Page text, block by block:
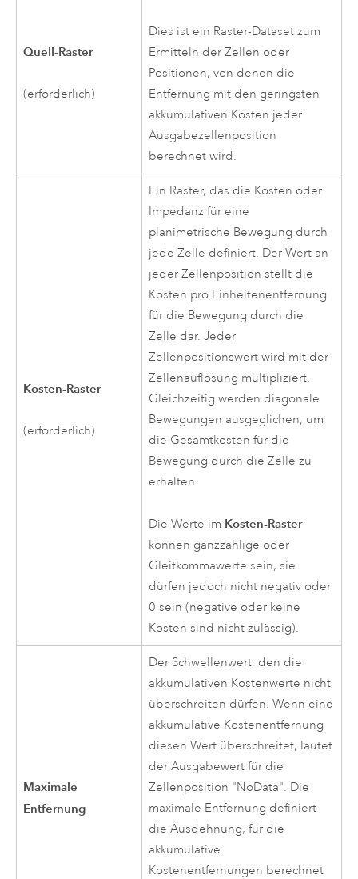
Quell-Raster
(erforderlich)
Dies ist ein Raster-Dataset zum
Ermitteln der Zellen oder
Positionen, von denen die
Entfernung mit den geringsten
akkumulativen Kosten jeder
Ausgabezellenposition
berechnet wird.
Kosten-Raster
(erforderlich)
Ein Raster, das die Kosten oder
Impedanz für eine
planimetrische Bewegung durch
jede Zelle definiert. Der Wert an
jeder Zellenposition stellt die
Kosten pro Einheitenentfernung
für die Bewegung durch die
Zelle dar. Jeder
Zellenpositionswert wird mit der
Zellenauflösung multipliziert.
Gleichzeitig werden diagonale
Bewegungen ausgeglichen, um
die Gesamtkosten für die
Bewegung durch die Zelle zu
erhalten.
Die Werte im Kosten-Raster
können ganzzahlige oder
Gleitkommawerte sein, sie
dürfen jedoch nicht negativ oder
0 sein (negative oder keine
Kosten sind nicht zulässig).
Maximale
Entfernung
Der Schwellenwert, den die
akkumulativen Kostenwerte nicht
überschreiten dürfen. Wenn eine
akkumulative Kostenentfernung
diesen Wert überschreitet, lautet
der Ausgabewert für die
Zellenposition "NoData". Die
maximale Entfernung definiert
die Ausdehnung, für die
akkumulative
Kostenentfernungen berechnet